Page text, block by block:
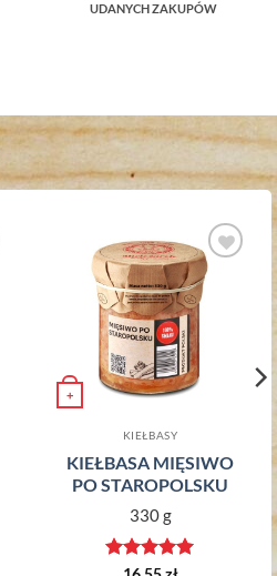
UDANYCH ZAKUPÓW
Dodaj do
ulubionych
+
KIEŁBASY
KIEŁBASA MIĘSIWO
PO STAROPOLSKU
330 g